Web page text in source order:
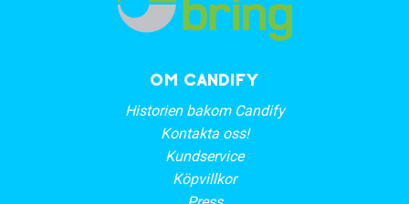
OM CANDIFY
Historien bakom Candify
Kontakta oss!
Kundservice
Köpvillkor